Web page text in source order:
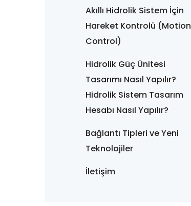
Akıllı Hidrolik Sistem İçin
Hareket Kontrolü (Motion
Control)
Hidrolik Güç Ünitesi
Tasarımı Nasıl Yapılır?
Hidrolik Sistem Tasarım
Hesabı Nasıl Yapılır?
Bağlantı Tipleri ve Yeni
Teknolojiler
İletişim